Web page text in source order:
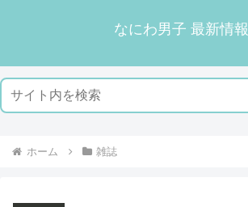
なにわ男子 最新情報
ホーム 雑誌